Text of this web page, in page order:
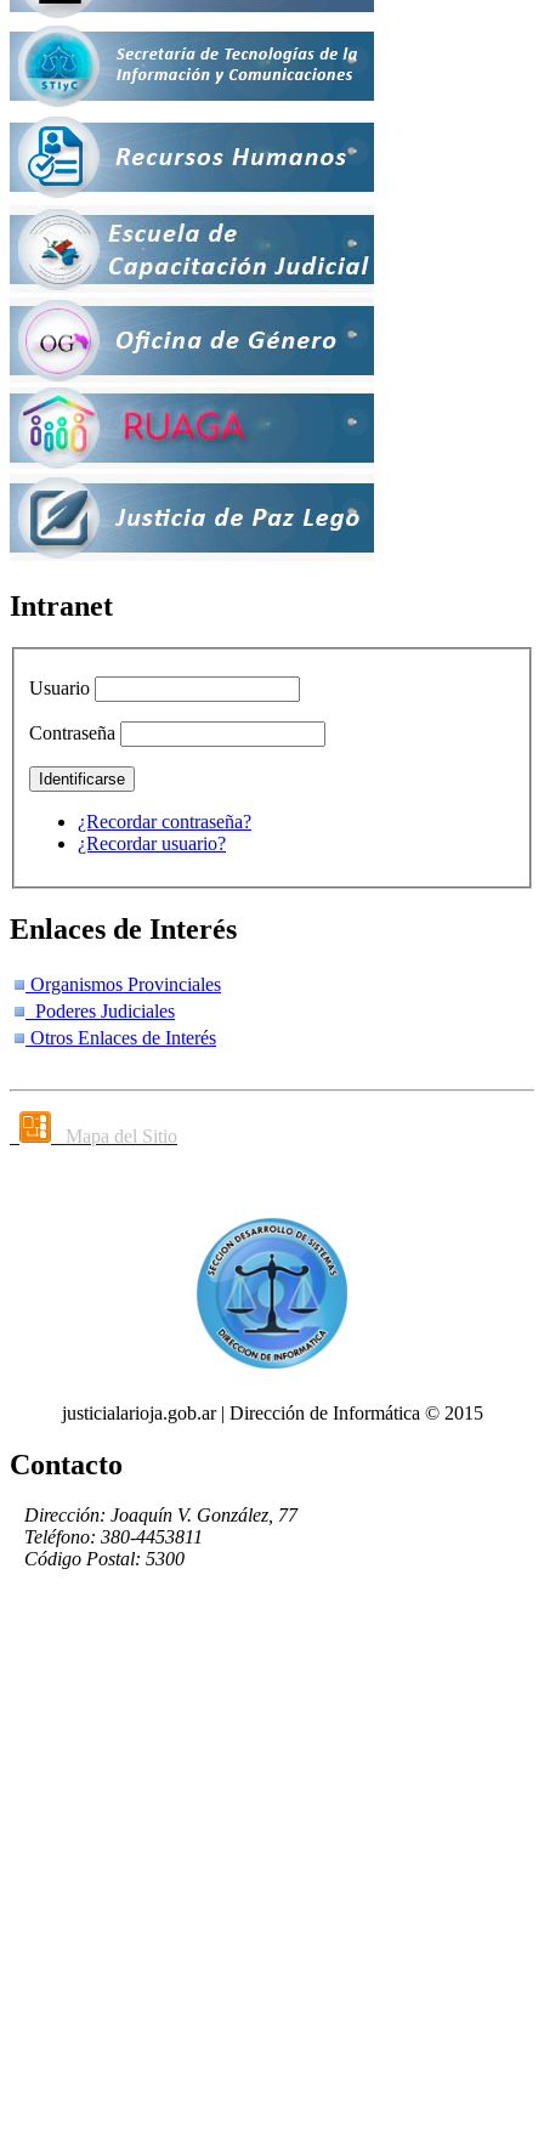
Intranet
Usuario
Contraseña
¿Recordar contraseña?
¿Recordar usuario?
Enlaces de Interés
Organismos Provinciales
Poderes Judiciales
Otros Enlaces de Interés
Mapa del Sitio
justicialarioja.gob.ar | Dirección de Informática © 2015
Contacto
Dirección: Joaquín V. González, 77
Teléfono: 380-4453811
Código Postal: 5300